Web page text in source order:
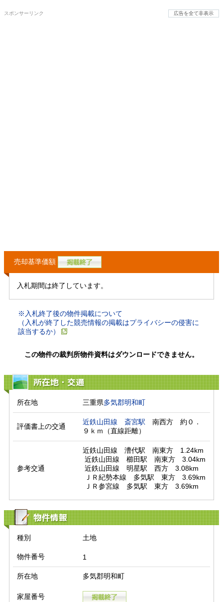
スポンサーリンク 広告を全て非表示
売却基準価額
入札期間は終了しています。
※入札終了後の物件掲載について
（入札が終了した競売情報の掲載はプライバシーの侵害に
該当するか）
この物件の裁判所物件資料はダウンロードできません。
所在地・交通
所在地 三重県多気郡明和町
評価書上の交通
近鉄山田線 斎宮駅 南西方　約０．
９ｋｍ（直線距離）
参考交通
近鉄山田線　漕代駅　南東方　1.24km
ＪＲ参宮線　多気駅　東方　3.69km
物件情報
種別 土地
物件番号 1
所在地 多気郡明和町
家屋番号